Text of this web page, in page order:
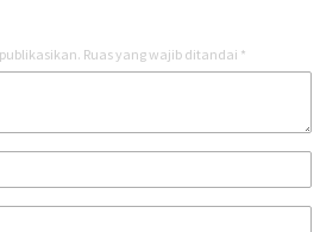
Ruas yang wajib ditandai *